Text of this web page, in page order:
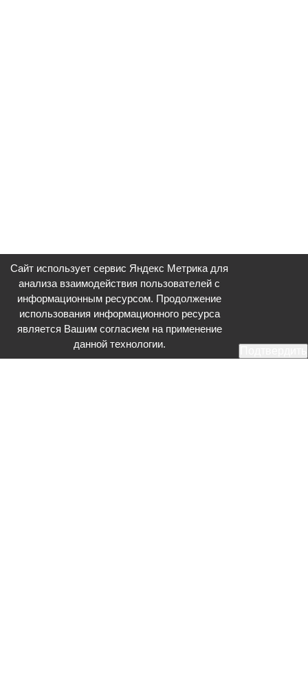
Сайт использует сервис Яндекс Метрика для
анализа взаимодействия пользователей с
информационным ресурсом. Продолжение
использования информационного ресурса
является Вашим согласием на применение
данной технологии.